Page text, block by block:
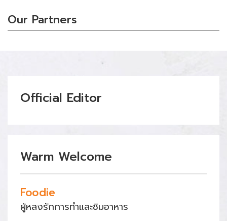
Our Partners
Official Editor
Warm Welcome
Foodie
ผู้หลงรักการทำและชิมอาหาร